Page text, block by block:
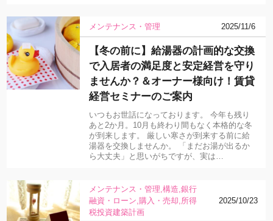
メンテナンス・管理 2025/11/6
【冬の前に】給湯器の計画的な交換
で入居者の満足度と安定経営を守り
ませんか？＆オーナー様向け！賃貸
経営セミナーのご案内
いつもお世話になっております。 今年も残り
あと2か月。10月も終わり間もなく本格的な冬
が到来します。 厳しい寒さが到来する前に給
湯器を交換しませんか。 「まだお湯が出るか
ら大丈夫」と思いがちですが、実は…
メンテナンス・管理 構造 銀行
融資・ローン 購入・売却 所得
税投資建築計画
2025/10/23